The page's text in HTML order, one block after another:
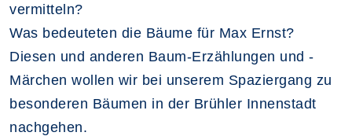
vermitteln?
Was bedeuteten die Bäume für Max Ernst?
Diesen und anderen Baum-Erzählungen und -
Märchen wollen wir bei unserem Spaziergang zu
besonderen Bäumen in der Brühler Innenstadt
nachgehen.